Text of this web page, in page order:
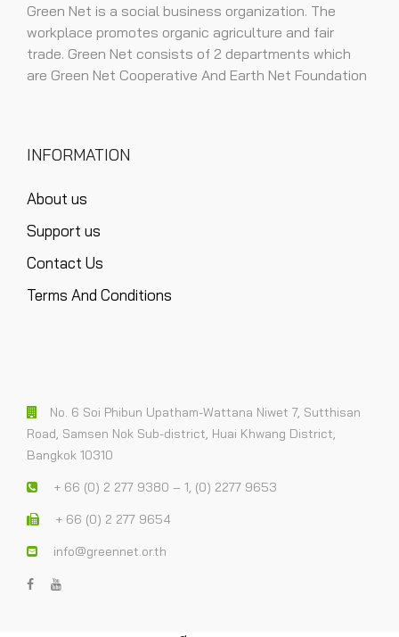
Green Net is a social business organization. The
workplace promotes organic agriculture and fair
trade. Green Net consists of 2 departments which
are Green Net Cooperative And Earth Net Foundation
INFORMATION
About us
Support us
Contact Us
Terms And Conditions
No. 6 Soi Phibun Upatham-Wattana Niwet 7, Sutthisan
Road, Samsen Nok Sub-district, Huai Khwang District,
Bangkok 10310
+ 66 (0) 2 277 9380 – 1, (0) 2277 9653
+ 66 (0) 2 277 9654
info@greennet.or.th